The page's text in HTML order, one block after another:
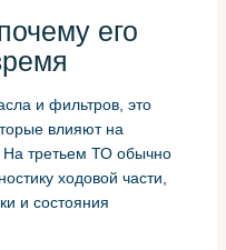
его
и фильтров, это
влияют на
На третьем ТО обычно
ходовой части,
и состояния